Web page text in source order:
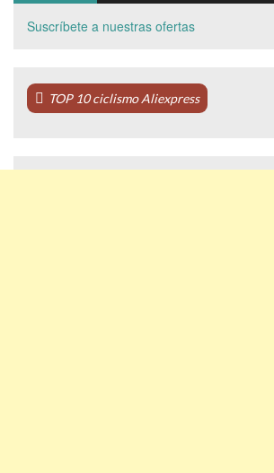
Suscríbete a nuestras ofertas
TOP 10 ciclismo Aliexpress